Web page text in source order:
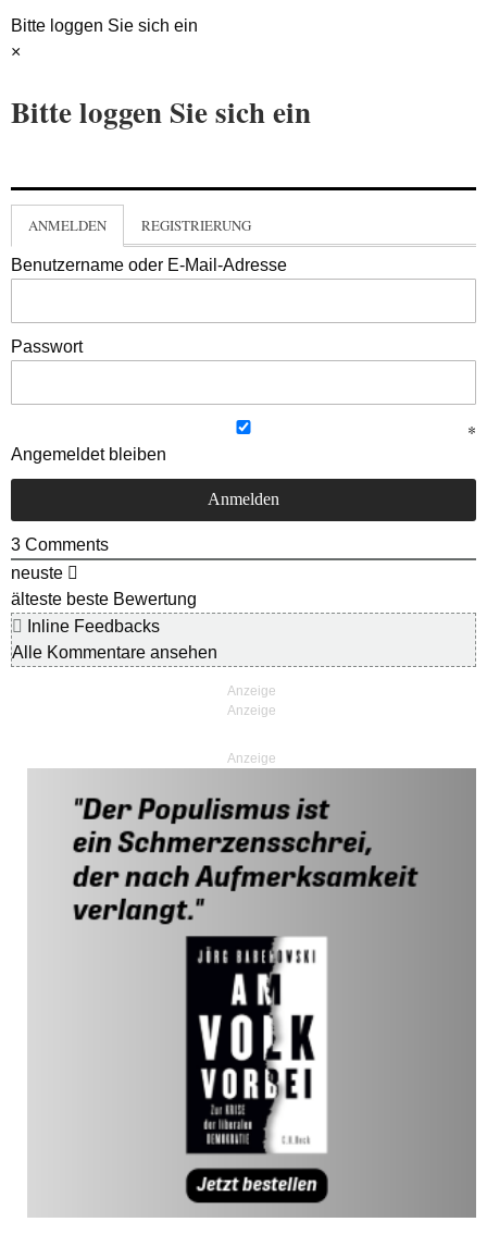
Bitte loggen Sie sich ein
×
Bitte loggen Sie sich ein
ANMELDEN REGISTRIERUNG
Benutzername oder E-Mail-Adresse
Passwort
Angemeldet bleiben
3 Comments
neuste
älteste beste Bewertung
Inline Feedbacks
Alle Kommentare ansehen
Anzeige